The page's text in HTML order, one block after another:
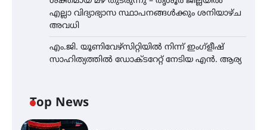
എല്ലാ വിദ്യാഭ്യാസ സ്ഥാപനങ്ങൾക്കും ശനിയാഴ്ച
അവധി
എം.ജി. യൂണിവേഴ്‌സിറ്റിയിൽ നിന്ന് ഇംഗ്ളീഷ്
സാഹിത്യത്തിൽ ഡോക്ടറേറ്റ് നേടിയ എൻ. ആര്യ
Top News